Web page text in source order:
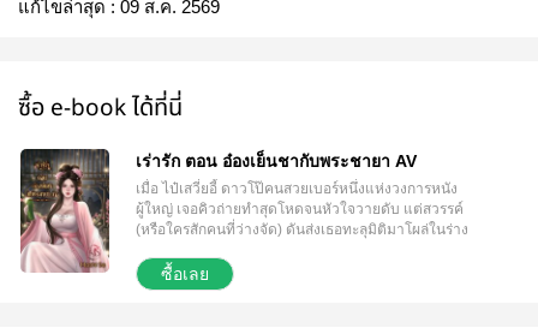
แก้ไขล่าสุด : 09 ส.ค. 2569
ซื้อ e-book ได้ที่นี่
เร่ารัก ตอน อ๋องเย็นชากับพระชายา AV
เมื่อ ไป๋เสวี่ยอี้ ดาวโป๊คนสวยเบอร์หนึ่งแห่งวงการหนัง
ผู้ใหญ่ เจอคิวถ่ายทำสุดโหดจนหัวใจวายดับ แต่สวรรค์
(หรือใครสักคนที่ว่างจัด) ดันส่งเธอทะลุมิติมาโผล่ในร่าง
วาตัวจริงเป็น นางร้ายสมองกลวง แต่งหน้าหนาโบกแป้ง
สามกิโล ปากแดง แก้มแดงแปร๊ดเป็นตูดลิง ชอบจิกด่า
ซื้อเลย